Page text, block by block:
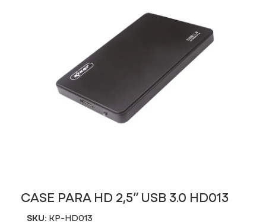
CASE PARA HD 2,5” USB 3.0 HD013
SKU: KP-HD013